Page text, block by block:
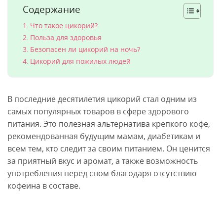
Содержание
Что такое цикорий?
Польза для здоровья
Безопасен ли цикорий на ночь?
Цикорий для пожилых людей
В последние десятилетия цикорий стал одним из
самых популярных товаров в сфере здорового
питания. Это полезная альтернатива крепкого кофе,
рекомендованная будущим мамам, диабетикам и
всем тем, кто следит за своим питанием. Он ценится
за приятный вкус и аромат, а также возможность
употребления перед сном благодаря отсутствию
кофеина в составе.